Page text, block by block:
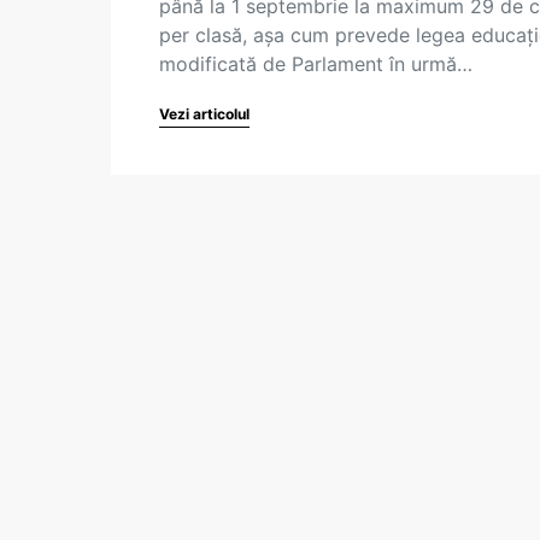
până la 1 septembrie la maximum 29 de
per clasă, așa cum prevede legea
modificată de Parlament în urmă…
Vezi articolul